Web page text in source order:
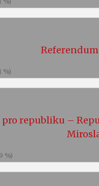
%)
republiku –
%)